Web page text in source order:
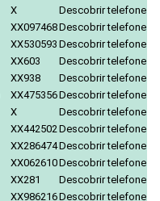
X
Descobrir telefone
XX097468Descobrir telefone
XX530593 Descobrir telefone
XX603
Descobrir telefone
XX938
Descobrir telefone
XX475356Descobrir telefone
X
Descobrir telefone
XX442502 Descobrir telefone
XX286474Descobrir telefone
XX062610Descobrir telefone
XX281
Descobrir telefone
XX986216Descobrir telefone